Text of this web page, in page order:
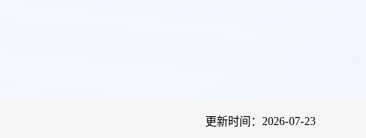
更新时间：2026-07-23